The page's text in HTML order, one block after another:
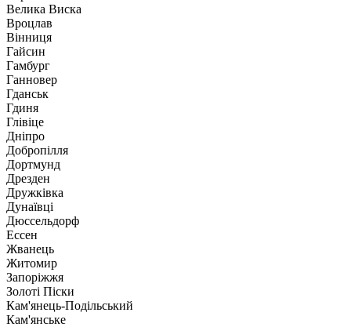
Велика Виска
Вроцлав
Вінниця
Гайсин
Гамбург
Ганновер
Гданськ
Гдиня
Глівіце
Дніпро
Добропілля
Дортмунд
Дрезден
Дружківка
Дунаївці
Дюссельдорф
Ессен
Жванець
Житомир
Запоріжжя
Золоті Піски
Кам'янець-Подільський
Кам'янське